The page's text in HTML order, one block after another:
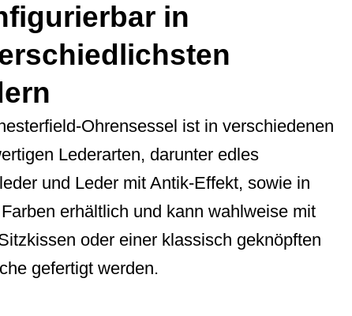
in
Ohrensessel ist in verschiedenen
Lederarten, darunter edles
und Leder mit Antik-Effekt, sowie in
erhältlich und kann wahlweise mit
oder einer klassisch geknöpften
gefertigt werden.